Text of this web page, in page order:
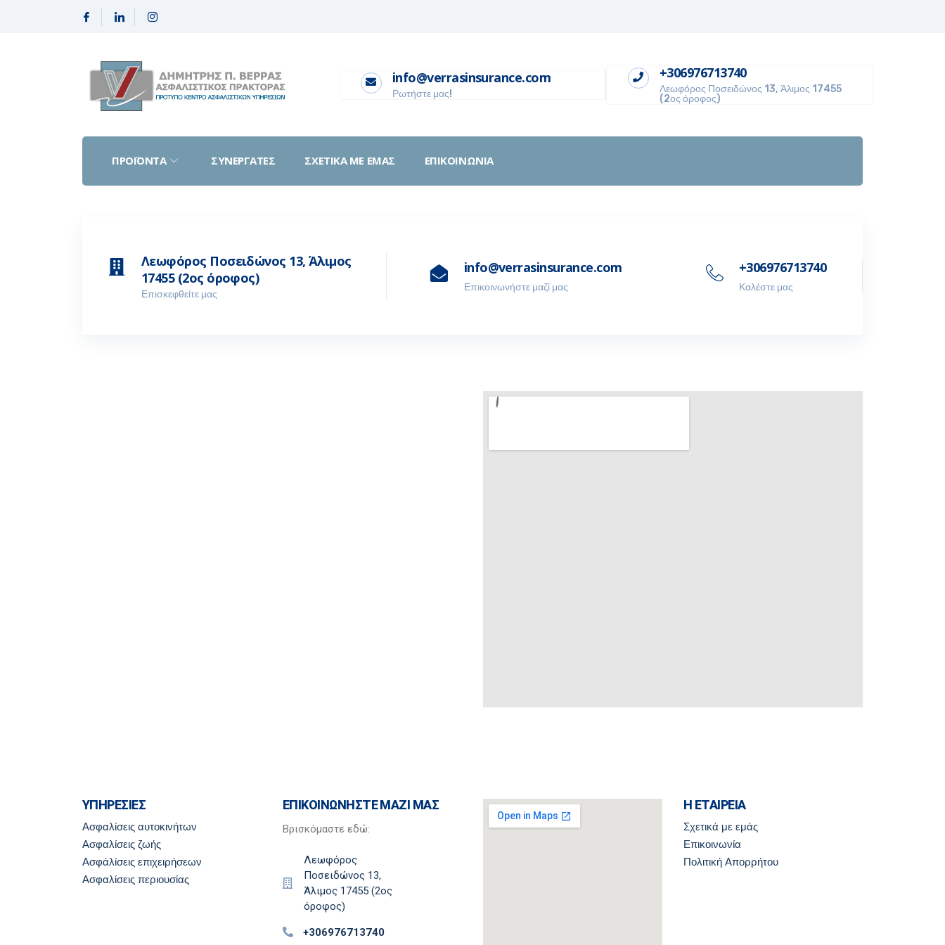
info@verrasinsurance.com
Ρωτήστε μας!
+306976713740
Λεωφόρος Ποσειδώνος 13, Άλιμος 17455
(2ος όροφος)
ΠΡΟΪΟΝΤΑ ΣΥΝΕΡΓΑΤΕΣ ΣΧΕΤΙΚΑ ΜΕ ΕΜΑΣ ΕΠΙΚΟΙΝΩΝΙΑ
Λεωφόρος Ποσειδώνος 13, Άλιμος
17455 (2ος όροφος)
Επισκεφθείτε μας
info@verrasinsurance.com
Επικοινωνήστε μαζί μας
+306976713740
Καλέστε μας
ΥΠΗΡΕΣΙΕΣ
Ασφαλίσεις αυτοκινήτων
Ασφαλίσεις ζωής
Ασφάλίσεις επιχειρήσεων
Ασφαλίσεις περιουσίας
ΕΠΙΚΟΙΝΩΝΗΣΤΕ ΜΑΖΙ ΜΑΣ
Βρισκόμαστε εδώ:
Λεωφόρος
Ποσειδώνος 13,
Άλιμος 17455 (2ος
όροφος)
+306976713740
Η ΕΤΑΙΡΕΙΑ
Σχετικά με εμάς
Επικοινωνία
Πολιτική Απορρήτου